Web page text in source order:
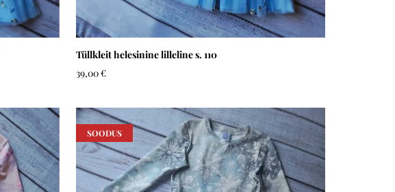
Tüllkleit helesinine lilleline s. 110
39,00 €
SOODUS